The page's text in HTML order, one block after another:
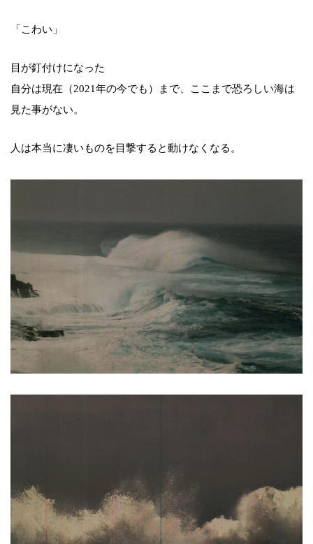
「こわい」
目が釘付けになった
自分は現在（2021年の今でも）まで、ここまで恐ろしい海は
見た事がない。
人は本当に凄いものを目撃すると動けなくなる。